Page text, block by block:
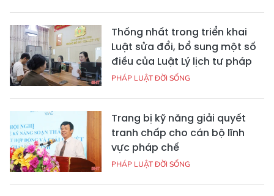
Thống nhất trong triển khai
Luật sửa đổi, bổ sung một số
điều của Luật Lý lịch tư pháp
PHÁP LUẬT ĐỜI SỐNG
Trang bị kỹ năng giải quyết
tranh chấp cho cán bộ lĩnh
vực pháp chế
PHÁP LUẬT ĐỜI SỐNG